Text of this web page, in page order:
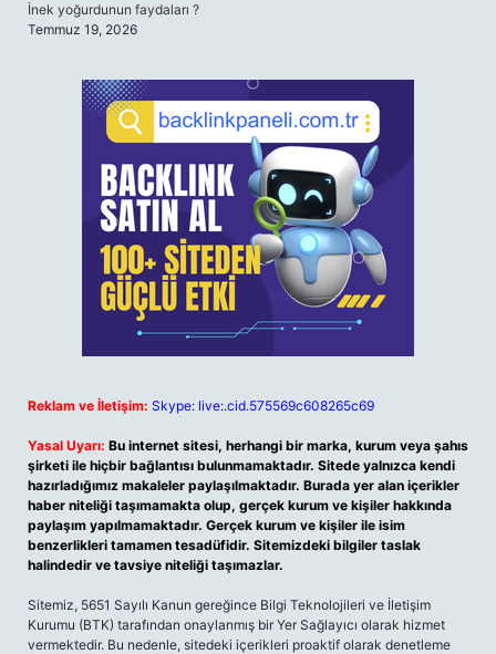
İnek yoğurdunun faydaları ?
Temmuz 19, 2026
Reklam ve İletişim: Skype: live:.cid.575569c608265c69
Yasal Uyarı: Bu internet sitesi, herhangi bir marka, kurum veya şahıs
şirketi ile hiçbir bağlantısı bulunmamaktadır. Sitede yalnızca kendi
hazırladığımız makaleler paylaşılmaktadır. Burada yer alan içerikler
haber niteliği taşımamakta olup, gerçek kurum ve kişiler hakkında
paylaşım yapılmamaktadır. Gerçek kurum ve kişiler ile isim
benzerlikleri tamamen tesadüfidir. Sitemizdeki bilgiler taslak
halindedir ve tavsiye niteliği taşımazlar.
Sitemiz, 5651 Sayılı Kanun gereğince Bilgi Teknolojileri ve İletişim
Kurumu (BTK) tarafından onaylanmış bir Yer Sağlayıcı olarak hizmet
vermektedir. Bu nedenle, sitedeki içerikleri proaktif olarak denetleme